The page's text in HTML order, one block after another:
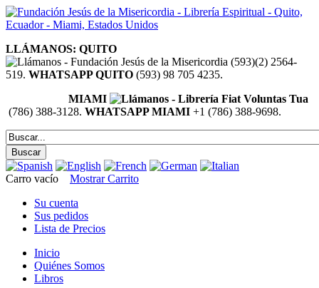
LLÁMANOS: QUITO
(593)(2) 2564-
519. WHATSAPP QUITO (593) 98 705 4235.
MIAMI
(786) 388-3128. WHATSAPP MIAMI +1 (786) 388-9698.
Carro vacío
Mostrar Carrito
Su cuenta
Sus pedidos
Lista de Precios
Inicio
Quiénes Somos
Libros